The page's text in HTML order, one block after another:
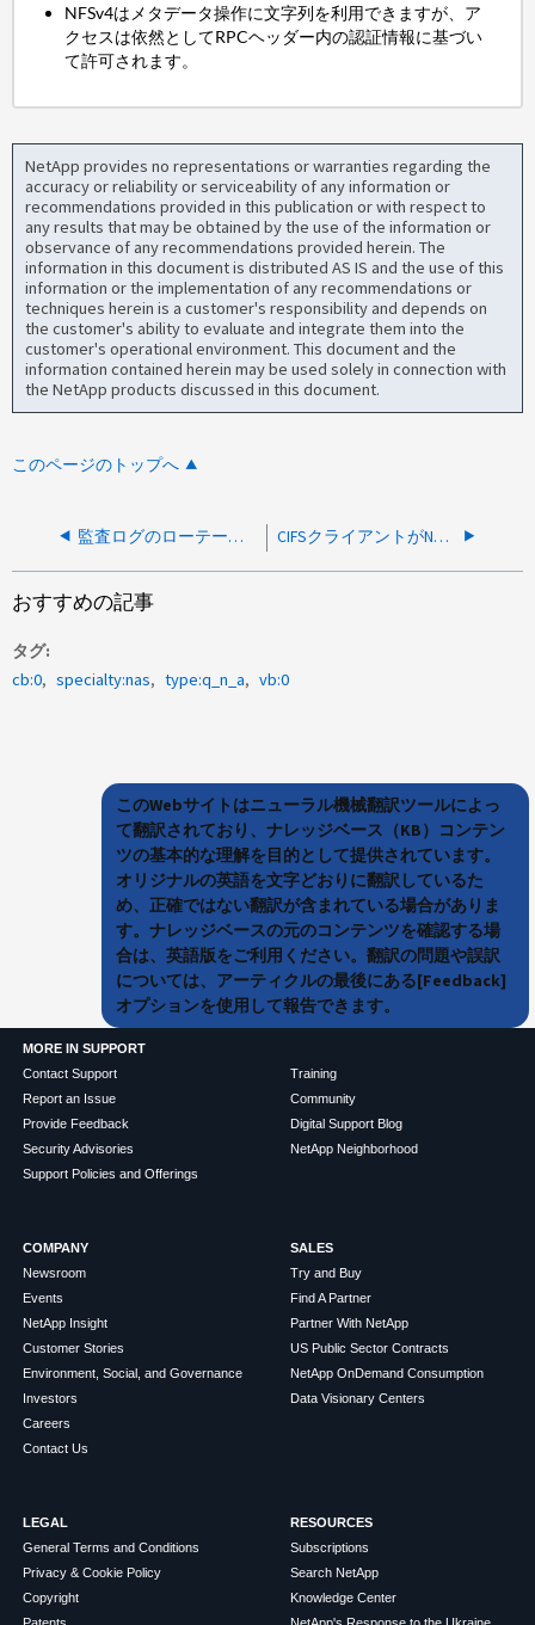
NFSv4はメタデータ操作に文字列を利用できますが、ア
クセスは依然としてRPCヘッダー内の認証情報に基づい
て許可されます。
NetApp provides no representations or warranties regarding the
accuracy or reliability or serviceability of any information or
recommendations provided in this publication or with respect to
any results that may be obtained by the use of the information or
observance of any recommendations provided herein. The
information in this document is distributed AS IS and the use of this
information or the implementation of any recommendations or
techniques herein is a customer's responsibility and depends on
the customer's ability to evaluate and integrate them into the
customer's operational environment. This document and the
information contained herein may be used solely in connection with
the NetApp products discussed in this document.
このページのトップへ
監査ログのローテーションは、ログ（デスティネーション）ボリュームにどのような影響を与えますか？ CIFSクライアントがNTFSセキュリティ形式のリソースにアクセスする場合のネームマッピングの仕組み
おすすめの記事
タグ
cb:0
specialty:nas type:q_n_a vb:0
このWebサイトはニューラル機械翻訳ツールによっ
て翻訳されており、ナレッジベース（KB）コンテン
ツの基本的な理解を目的として提供されています。
オリジナルの英語を文字どおりに翻訳しているた
め、正確ではない翻訳が含まれている場合がありま
す。ナレッジベースの元のコンテンツを確認する場
合は、英語版をご利用ください。翻訳の問題や誤訳
については、アーティクルの最後にある[Feedback]
オプションを使用して報告できます。
MORE IN SUPPORT
Contact Support
Report an Issue
Provide Feedback
Security Advisories
Support Policies and Offerings
Training
Community
Digital Support Blog
NetApp Neighborhood
COMPANY
Newsroom
Events
NetApp Insight
Customer Stories
Environment, Social, and Governance
Investors
Careers
Contact Us
SALES
Try and Buy
Find A Partner
Partner With NetApp
US Public Sector Contracts
NetApp OnDemand Consumption
Data Visionary Centers
LEGAL
General Terms and Conditions
Privacy & Cookie Policy
Copyright
RESOURCES
Subscriptions
Search NetApp
Knowledge Center